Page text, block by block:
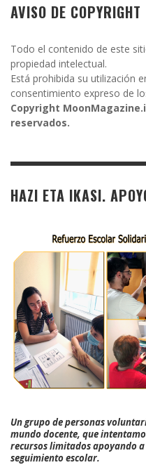
AVISO DE COPYRIGHT
Todo el contenido de este
propiedad intelectual.
Está prohibida su utilización
consentimiento expreso de
Copyright
reservados.
HAZI ETA IKASI.
Un grupo de personas
mundo docente, que
recursos limitados apoyando a
seguimiento escolar.